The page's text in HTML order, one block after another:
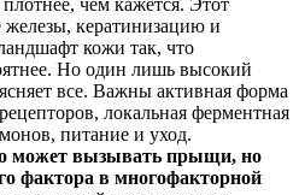
железы, кератинизацию и
кожи так, что
Но один лишь высокий
все. Важны активная форма
локальная ферментная
питание и уход.
может вызывать прыщи, но
фактора в многофакторной